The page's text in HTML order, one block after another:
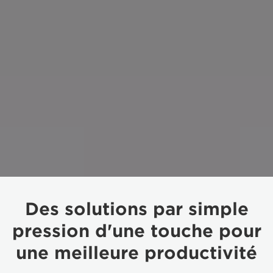
Des solutions par simple
pression d'une touche pour
une meilleure productivité